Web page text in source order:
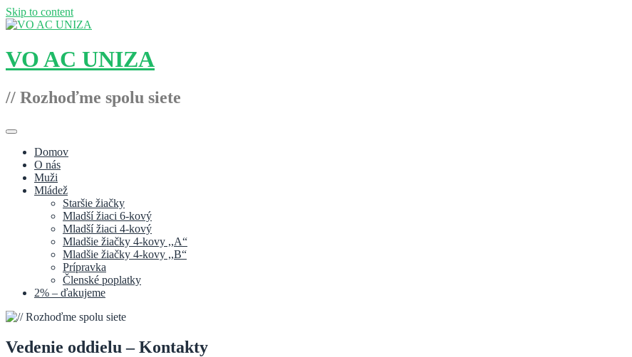
Skip to content
VO AC UNIZA
// Rozhoďme spolu siete
Domov
O nás
Muži
Mládež
Staršie žiačky
Mladší žiaci 6-kový
Mladší žiaci 4-kový
Mladšie žiačky 4-kovy ,,A“
Mladšie žiačky 4-kovy ,,B“
Prípravka
Členské poplatky
2% – ďakujeme
Vedenie oddielu – Kontakty